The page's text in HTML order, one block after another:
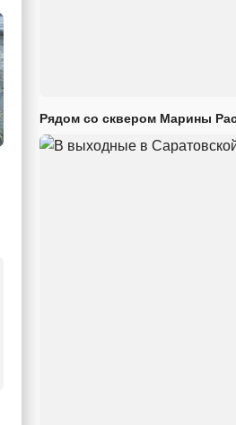
Рядом со сквером Марины